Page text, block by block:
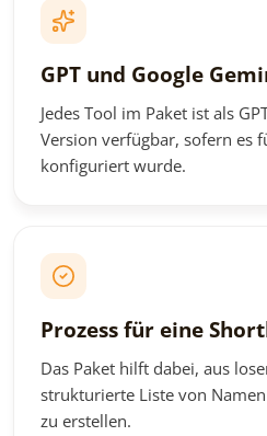
GPT und Google
Jedes Tool im Paket ist als
Version verfügbar, sofern es
konfiguriert wurde.
Prozess für eine
Das Paket hilft dabei, aus
strukturierte Liste von
zu erstellen.